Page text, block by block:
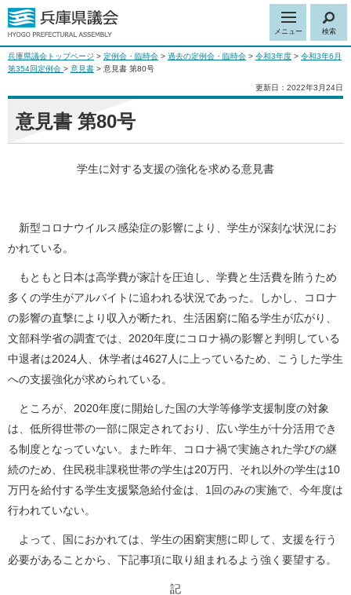
メニュー 検索
兵庫県議会トップページ > 定例会・臨時会 > 過去の定例会・臨時会 > 令和3年度 > 令和3年6月
第354回定例会 > 意見書 > 意見書 第80号
更新日：2022年3月24日
意見書 第80号
学生に対する支援の強化を求める意見書
新型コロナウイルス感染症の影響により、学生が深刻な状況にお
かれている。
もともと日本は高学費が家計を圧迫し、学費と生活費を賄うため
多くの学生がアルバイトに追われる状況であった。しかし、コロナ
の影響の直撃により収入が断たれ、生活困窮に陥る学生が広がり、
文部科学省の調査では、2020年度にコロナ禍の影響と判明している
中退者は2024人、休学者は4627人に上っているため、こうした学生
への支援強化が求められている。
ところが、2020年度に開始した国の大学等修学支援制度の対象
は、低所得世帯の一部に限定されており、広い学生が十分活用でき
る制度となっていない。また昨年、コロナ禍で実施された学びの継
続のため、住民税非課税世帯の学生は20万円、それ以外の学生は10
万円を給付する学生支援緊急給付金は、1回のみの実施で、今年度は
行われていない。
よって、国におかれては、学生の困窮実態に即して、支援を行う
必要があることから、下記事項に取り組まれるよう強く要望する。
記